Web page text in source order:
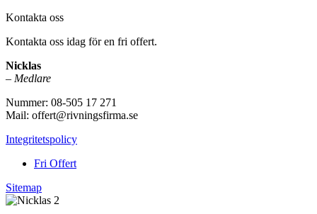
Kontakta oss
Kontakta oss idag för en fri offert.
Nicklas
– Medlare
Nummer: 08-505 17 271
Mail: offert@rivningsfirma.se
Integritetspolicy
Fri Offert
Sitemap